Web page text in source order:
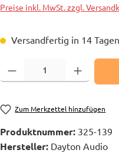
Preise inkl. MwSt. zzgl.
Versandfertig in 14
Produkt Anzahl: Gib den
Zum Merkzettel hinzufügen
Produktnummer: 325-139
Hersteller: Dayton Audio